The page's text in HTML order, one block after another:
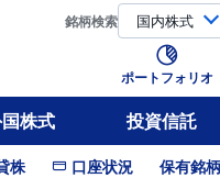
銘柄検索
ポートフォリオ
株式 投資信託
株 口座状況 保有銘柄